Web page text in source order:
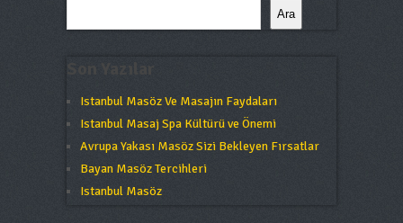
Ara
Istanbul Masöz Ve Masajın Faydaları
Istanbul Masaj Spa Kültürü ve Önemi
Avrupa Yakası Masöz Sizi Bekleyen Fırsatlar
Bayan Masöz Tercihleri
Istanbul Masöz